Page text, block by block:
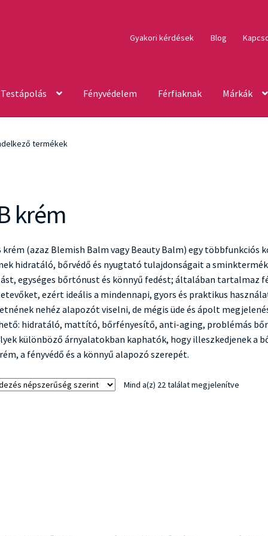
Gyakori kérdések Blog
Testápolás Fényvédelem Férfiaknak Márkák
termékek
krém
krém (azaz Blemish Balm vagy Beauty Balm) egy
hidratáló, bőrvédő és nyugtató tulajdonságait a
egységes bőrtónust és könnyű fedést; általában tartalmaz
ezért ideális a mindennapi, gyors és praktikus
nehéz alapozót viselni, de mégis üde és ápolt
hidratáló, mattító, bőrfényesítő, anti-aging, problémás
különböző árnyalatokban kaphatók, hogy illeszkedjenek a
a fényvédő és a könnyű alapozó szerepét.
Mind a(z) 22 találat megjelenítveSorted